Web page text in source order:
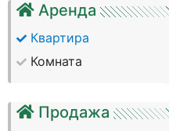
Аренда
Квартира
Комната
Продажа